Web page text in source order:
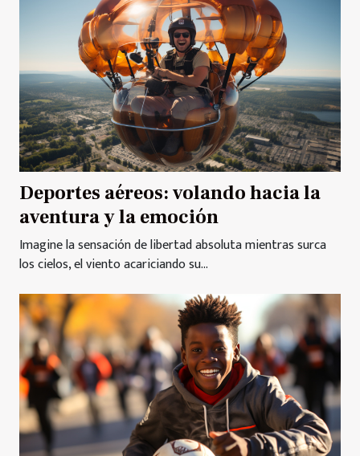
Deportes aéreos: volando hacia la
aventura y la emoción
Imagine la sensación de libertad absoluta mientras surca
los cielos, el viento acariciando su...